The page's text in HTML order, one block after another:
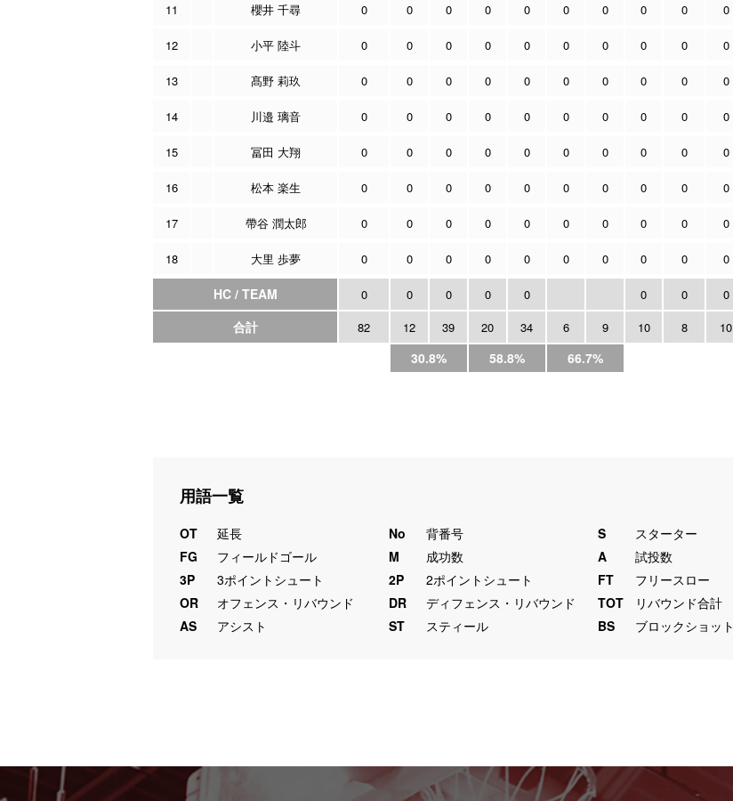
11 櫻井 千尋 0 0 0 0 0 0 0 0 0 0
12 小平 陸斗 0 0 0 0 0 0 0 0 0 0
13 髙野 莉玖 0 0 0 0 0 0 0 0 0 0
14 川邉 璃音 0 0 0 0 0 0 0 0 0 0
15 冨田 大翔 0 0 0 0 0 0 0 0 0 0
16 松本 楽生 0 0 0 0 0 0 0 0 0 0
17 帶谷 潤太郎 0 0 0 0 0 0 0 0 0 0
18 大里 歩夢 0 0 0 0 0 0 0 0 0 0
HC / TEAM 0 0 0 0 0 0 0 0
合計 82 12 39 20 34 6 9 10 8 10
30.8% 58.8% 66.7%
用語一覧
OT 延長 No 背番号 S スターター
FG
フィールドゴール M 成功数 A 試投数
3P
3ポイントシュート 2P 2ポイントシュート FT フリースロー
OR
オフェンス・リバウンド DR ディフェンス・リバウンド TOT リバウンド合計
AS
アシスト ST スティール BS ブロックショット